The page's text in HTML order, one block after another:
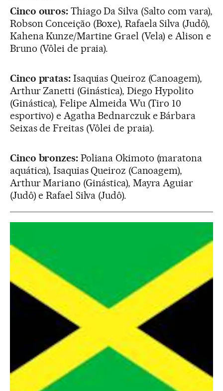
Cinco ouros: Thiago Da Silva (Salto com vara),
Robson Conceição (Boxe), Rafaela Silva (Judô),
Kahena Kunze/Martine Grael (Vela) e Alison e
Bruno (Vôlei de praia).
Cinco pratas: Isaquias Queiroz (Canoagem),
Arthur Zanetti (Ginástica), Diego Hypolito
(Ginástica), Felipe Almeida Wu (Tiro 10
esportivo) e Agatha Bednarczuk e Bárbara
Seixas de Freitas (Vôlei de praia).
Cinco bronzes: Poliana Okimoto (maratona
aquática), Isaquias Queiroz (Canoagem),
Arthur Mariano (Ginástica), Mayra Aguiar
(Judô) e Rafael Silva (Judô).